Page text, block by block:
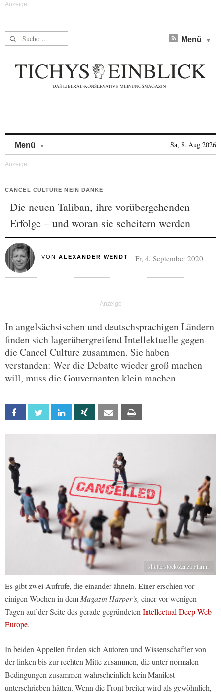
Suche nach: Menü
Menü Sa, 8. Aug 2026
CANCEL CULTURE NEIN DANKE
Die neuen Taliban, ihre vorübergehenden
Erfolge – und woran sie scheitern werden
VON ALEXANDER WENDT Fr, 4. September 2020
In angelsächsischen und deutschsprachigen Ländern
finden sich lagerübergreifend Intellektuelle gegen
die Cancel Culture zusammen. Sie haben
verstanden: Wer die Debatte wieder groß machen
will, muss die Gouvernanten klein machen.
Facebook Twitter Linkedin Xing Email
shutterstock/Zenza Flarini
Es gibt zwei Aufrufe, die einander ähneln. Einer erschien vor
einigen Wochen in demMagazin Harper’s, einer vor wenigen
Tagen auf der Seite des gerade gegründetenIntellectual Deep Web
Europe.
In beiden Appellen finden sich Autoren und Wissenschaftler von
der linken bis zur rechten Mitte zusammen, die unter normalen
Bedingungen zusammen wahrscheinlich kein Manifest
unterschrieben hätten. Wenn die Front breiter wird als gewöhnlich,